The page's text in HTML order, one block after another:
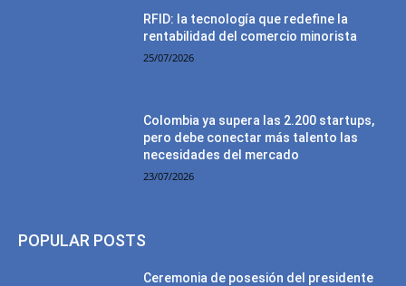
RFID: la tecnología que redefine la
rentabilidad del comercio minorista
25/07/2026
Colombia ya supera las 2.200 startups,
pero debe conectar más talento las
necesidades del mercado
23/07/2026
POPULAR POSTS
Ceremonia de posesión del presidente